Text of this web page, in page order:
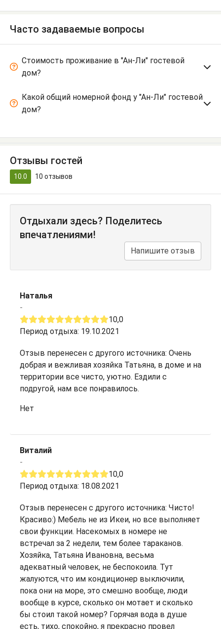
Часто задаваемые вопросы
Стоимость проживание в "Ан-Ли" гостевой
дом?
Какой общий номерной фонд у "Ан-Ли" гостевой
дом?
Отзывы гостей
10.0 10 отзывов
Отдыхали здесь? Поделитесь
впечатлениями!
Напишите отзыв
Наталья
-
10,0
Период отдыха: 19.10.2021
Отзыв перенесен с другого источника: Очень
добрая и вежливая хозяйка Татьяна, в доме и на
территории все чисто, уютно. Ездили с
подругой, нам все понравилось.
Нет
Виталий
-
10,0
Период отдыха: 18.08.2021
Отзыв перенесен с другого источника: Чисто!
Красиво:) Мебель не из Икеи, но все выполняет
свои функции. Насекомых в номере не
встречал за 2 недели, тем более тараканов.
Хозяйка, Татьяна Ивановна, весьма
адекватный человек, не беспокоила. Тут
жалуются, что им кондиционер выключили,
пока они на море, это смешно вообще, люди
вообще в курсе, сколько он мотает и сколько
бы стоил такой номер? Горячая вода в душе
есть, тихо, спокойно, я прекрасно провел